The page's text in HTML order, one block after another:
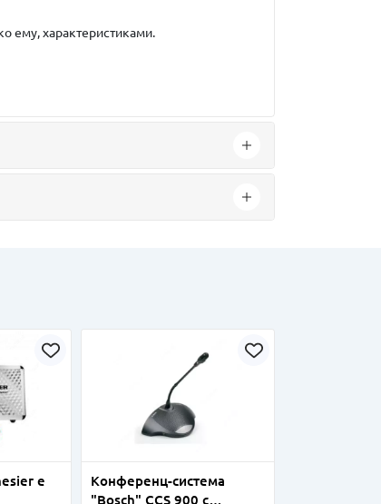
ему, характеристиками.
e
Конференц-система
"Bosch" CCS 900 с